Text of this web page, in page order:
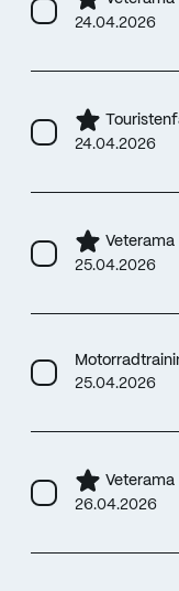
24.04.2026
24.04.2026
Veterama
25.04.2026
25.04.2026
Veterama
26.04.2026